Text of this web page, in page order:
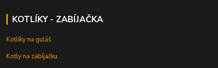
KOTLÍKY - ZABÍJAČKA
Kotlíky na guláš
Kotly na zabíjačku